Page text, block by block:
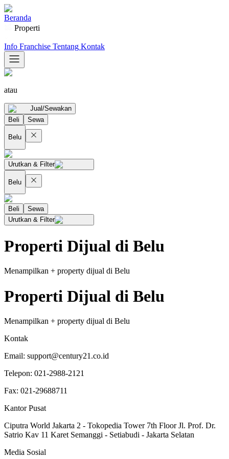
Beranda
Properti
Info Franchise Tentang Kontak
atau
Jual/Sewakan
Beli
Sewa
Belu
Urutkan & Filter
Belu
Beli
Sewa
Urutkan & Filter
Properti Dijual di Belu
Menampilkan + property dijual di Belu
Properti Dijual di Belu
Menampilkan + property dijual di Belu
Kontak
Email: support@century21.co.id
Telepon: 021-2988-2121
Fax: 021-29688711
Kantor Pusat
Ciputra World Jakarta 2 - Tokopedia Tower 7th Floor Jl. Prof. Dr.
Satrio Kav 11 Karet Semanggi - Setiabudi - Jakarta Selatan
Media Sosial